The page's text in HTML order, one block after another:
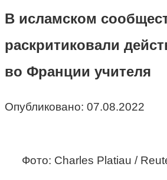
В исламском
раскритиковали
во Франции учителя
Опубликовано: 07.08.2022
Фото: Charles Platiau /